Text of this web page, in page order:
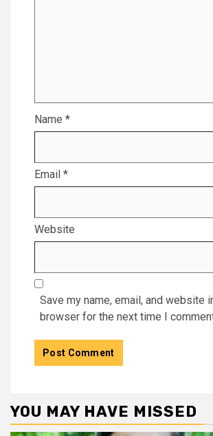
Name *
Email *
Website
Save my name, email, and website
browser for the next time I
YOU MAY HAVE MISSED